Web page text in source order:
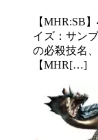
【MHR:SB
イズ：サン
の必殺技名
【MHR[…]